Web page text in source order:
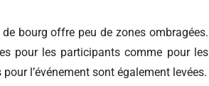
bourg offre peu de zones ombragées.
pour les participants comme pour les
l’événement sont également levées.